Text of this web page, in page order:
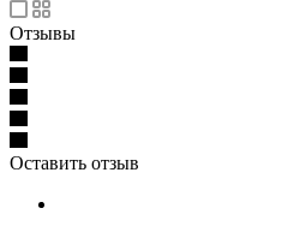
Отзывы
Оставить отзыв